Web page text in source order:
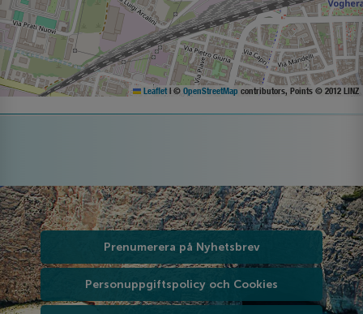
Leaflet | © OpenStreetMap contributors, Points © 2012 LINZ
Prenumerera på Nyhetsbrev
Personuppgiftspolicy och Cookies